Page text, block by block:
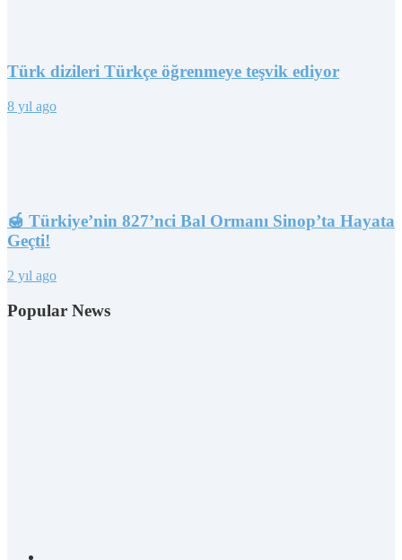
Türk dizileri Türkçe öğrenmeye teşvik ediyor
8 yıl ago
🍯 Türkiye’nin 827’nci Bal Ormanı Sinop’ta Hayata
Geçti!
2 yıl ago
Popular News